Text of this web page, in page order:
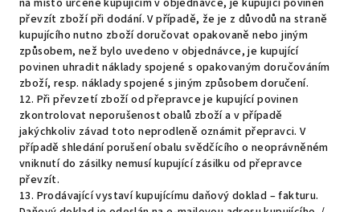
na místo určené kupujícím v objednávce, je kupující povinen
převzít zboží při dodání. V případě, že je z důvodů na straně
kupujícího nutno zboží doručovat opakovaně nebo jiným
způsobem, než bylo uvedeno v objednávce, je kupující
povinen uhradit náklady spojené s opakovaným doručováním
zboží, resp. náklady spojené s jiným způsobem doručení.
12. Při převzetí zboží od přepravce je kupující povinen
zkontrolovat neporušenost obalů zboží a v případě
jakýchkoliv závad toto neprodleně oznámit přepravci. V
případě shledání porušení obalu svědčícího o neoprávněném
vniknutí do zásilky nemusí kupující zásilku od přepravce
převzít.
13. Prodávající vystaví kupujícímu daňový doklad – fakturu.